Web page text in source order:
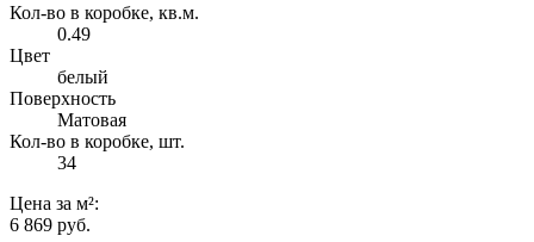
Кол-во в коробке, кв.м.
0.49
Цвет
белый
Поверхность
Матовая
Кол-во в коробке, шт.
34
Цена за м²:
6 869 руб.